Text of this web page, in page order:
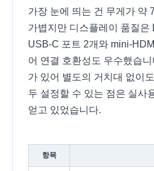
가장 눈에 띄는 건 무게가 약
가볍지만 디스플레이 품질은
USB-C 포트 2개와 mini-
어 연결 호환성도 우수했습
가 있어 별도의 거치대 없이
두 설정할 수 있는 점은 실사
얻고 있었습니다.
항목